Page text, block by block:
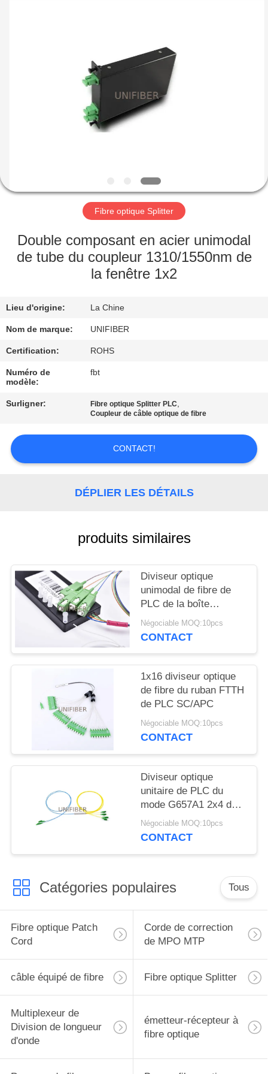
PRODUITS
DE
NOUS
VISITE
D'USINE
DE
QUALITÉ
CONTACTEZ-
NOUS
DEMANDEZ
DU
SITE
PRIVACY
Fibre optique Splitter
Double composant en acier unimodal
de tube du coupleur 1310/1550nm de
la fenêtre 1x2
Lieu d'origine: La Chine
Nom de marque: UNIFIBER
Certification: ROHS
Numéro de
modèle:
fbt
Surligner: Fibre optique Splitter PLC,
Coupleur de câble optique de fibre
CONTACT!
DÉPLIER LES DÉTAILS
produits similaires
Diviseur optique
unimodal de fibre de
PLC de la boîte
SC/APC G657A1
d'ABS
Négociable MOQ:10pcs
CONTACT
1x16 diviseur optique
de fibre du ruban FTTH
de PLC SC/APC
Négociable MOQ:10pcs
CONTACT
Diviseur optique
unitaire de PLC du
mode G657A1 2x4 de
LC/APC ST/UPC
Négociable MOQ:10pcs
CONTACT
Catégories populaires Tous
Fibre optique Patch
Cord
Corde de correction
de MPO MTP
câble équipé de fibre Fibre optique Splitter
Multiplexeur de
Division de longueur
d'onde
émetteur-récepteur à
fibre optique